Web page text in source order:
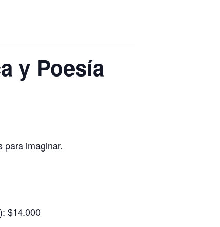
y Poesía
para imaginar.
$14.000